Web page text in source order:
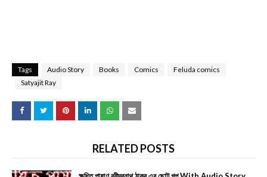
Tags Audio Story Books Comics
Feluda comics
Satyajit Ray
RELATED POSTS